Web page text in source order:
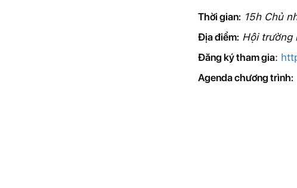
Thời gian: 15h Chủ
Địa điểm: Hội trường
Đăng ký tham gia:
Agenda chương trình: